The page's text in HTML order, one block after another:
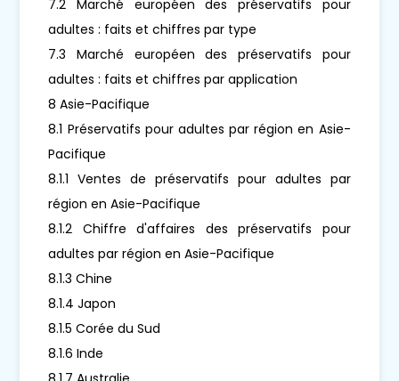
7.2 Marché européen des préservatifs pour
adultes : faits et chiffres par type
7.3 Marché européen des préservatifs pour
adultes : faits et chiffres par application
8 Asie-Pacifique
8.1 Préservatifs pour adultes par région en Asie-
Pacifique
8.1.1 Ventes de préservatifs pour adultes par
région en Asie-Pacifique
8.1.2 Chiffre d'affaires des préservatifs pour
adultes par région en Asie-Pacifique
8.1.3 Chine
8.1.4 Japon
8.1.5 Corée du Sud
8.1.6 Inde